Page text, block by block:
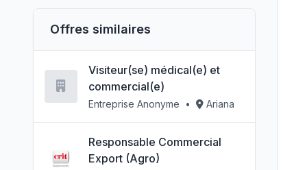
Offres similaires
Visiteur(se) médical(e) et
commercial(e)
Entreprise Anonyme • Ariana
Responsable Commercial
Export (Agro)